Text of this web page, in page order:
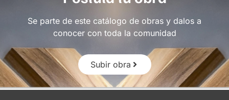
Se parte de este catálogo de obras y dalos a
conocer con toda la comunidad
Subir obra